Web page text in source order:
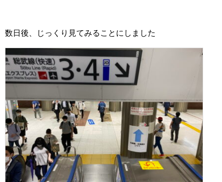
数日後、じっくり見てみることにしました